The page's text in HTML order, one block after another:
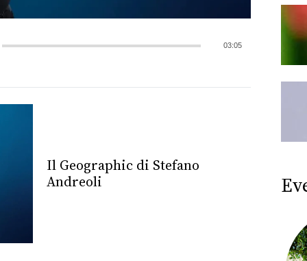
03:05
Il Geographic di Stefano
Andreoli